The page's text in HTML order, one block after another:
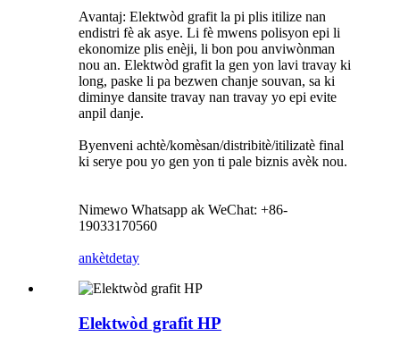
Avantaj: Elektwòd grafit la pi plis itilize nan
endistri fè ak asye. Li fè mwens polisyon epi li
ekonomize plis enèji, li bon pou anviwònman
nou an. Elektwòd grafit la gen yon lavi travay ki
long, paske li pa bezwen chanje souvan, sa ki
diminye dansite travay nan travay yo epi evite
anpil danje.
Byenveni achtè/komèsan/distribitè/itilizatè final
ki serye pou yo gen yon ti pale biznis avèk nou.
Nimewo Whatsapp ak WeChat: +86-
19033170560
ankètdetay
Elektwòd grafit HP